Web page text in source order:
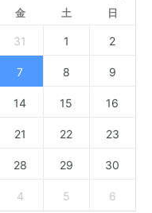
金 土 日
31 1 2
7 8 9
14 15 16
21 22 23
28 29 30
4 5 6